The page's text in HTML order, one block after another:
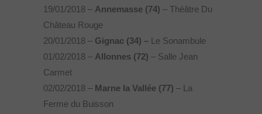
19/01/2018 – Annemasse (74) – Théâtre Du
Château Rouge
20/01/2018 – Gignac (34) – Le Sonambule
01/02/2018 – Allonnes (72) – Salle Jean
Carmet
02/02/2018 – Marne la Vallée (77) – La
Ferme du Buisson